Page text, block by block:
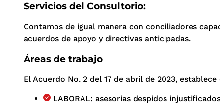
Servicios del Consultorio:
Contamos de igual manera con conciliadores
acuerdos de apoyo y directivas anticipadas.
Áreas de trabajo
El Acuerdo No. 2 del 17 de abril de 2023,
LABORAL: asesorias despidos